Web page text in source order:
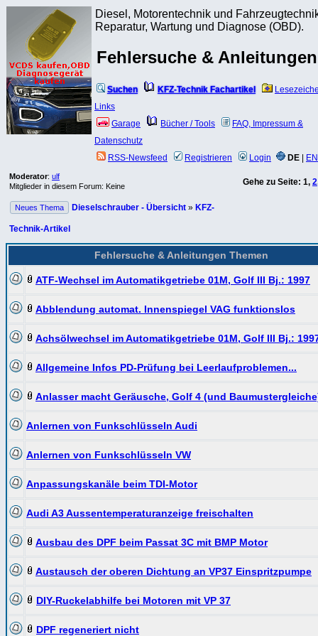
Diesel, Motorentechnik und
Reparatur, Wartung und Diagnose (OBD).
Fehlersuche & Anleitungen
Suchen KFZ-Technik Fachartikel
Links
Garage
Bücher / Tools
FAQ, Impressum &
Datenschutz
RSS-Newsfeed
Registrieren Login DE EN
Moderator: ulf
Mitglieder in diesem Forum: Keine
Gehe zu Seite: 1, 2
Neues Thema Dieselschrauber - Übersicht » KFZ-
Technik-Artikel
Fehlersuche & Anleitungen Themen
ATF-Wechsel im Automatikgetriebe 01M, Golf III Bj.: 1997
Abblendung automat. Innenspiegel VAG funktionslos
Achsölwechsel im Automatikgetriebe 01M, Golf III Bj.:
Allgemeine Infos PD-Prüfung bei Leerlaufproblemen...
Anlasser macht Geräusche, Golf 4 (und
Anlernen von Funkschlüsseln Audi
Anlernen von Funkschlüsseln VW
Anpassungskanäle beim TDI-Motor
Audi A3 Aussentemperaturanzeige freischalten
Ausbau des DPF beim Passat 3C mit BMP Motor
Austausch der oberen Dichtung an VP37 Einspritzpumpe
DIY-Ruckelabhilfe bei Motoren mit VP 37
DPF regeneriert nicht